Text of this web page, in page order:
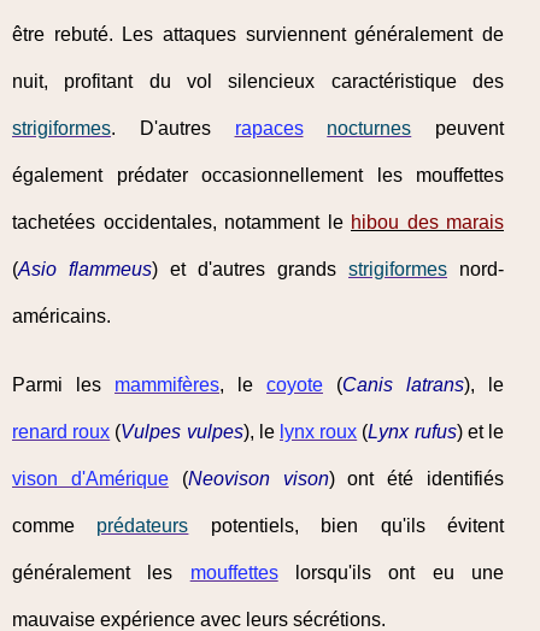
être rebuté. Les attaques surviennent généralement de
nuit, profitant du vol silencieux caractéristique des
strigiformes. D'autres rapaces nocturnes peuvent
également prédater occasionnellement les mouffettes
tachetées occidentales, notamment le hibou des marais
(Asio flammeus) et d'autres grands strigiformes nord-
américains.
Parmi les mammifères, le coyote (Canis latrans), le
renard roux (Vulpes vulpes), le lynx roux (Lynx rufus) et le
vison d'Amérique(Neovison vison) ont été identifiés
comme prédateurs potentiels, bien qu'ils évitent
généralement les mouffetteslorsqu'ils ont eu une
mauvaise expérience avec leurs sécrétions.